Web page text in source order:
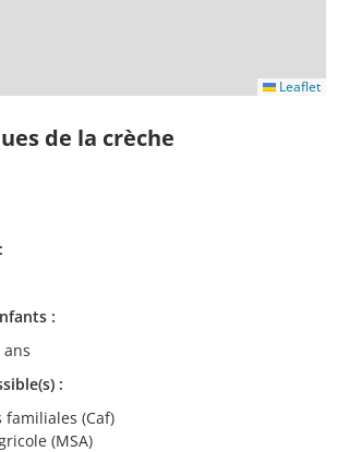
Leaflet
de la crèche
:
:
familiales (Caf)
(MSA)